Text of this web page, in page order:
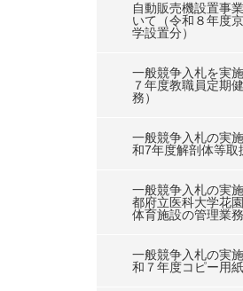
自動販売機設置事
いて（令和８年度
学設置分）
一般競争入札を実
７年度教職員定期
務）
一般競争入札の実
和7年度解剖体等取
一般競争入札の実
都府立医科大学花
体育施設の管理業務
一般競争入札の実
和７年度コピー用紙